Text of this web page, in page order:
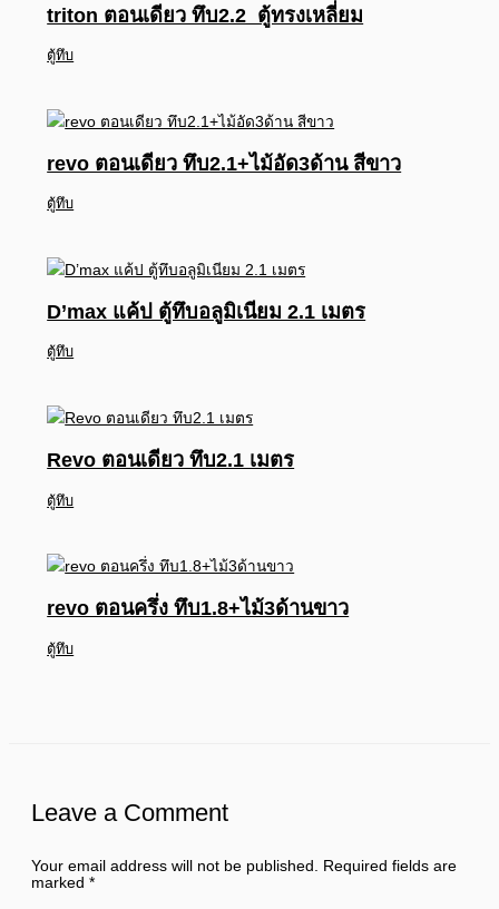
triton ตอนเดียว ทึบ2.2 ตู้ทรงเหลี่ยม
ตู้ทึบ
revo ตอนเดียว ทึบ2.1+ไม้อัด3ด้าน สีขาว
ตู้ทึบ
D’max แค้ป ตู้ทึบอลูมิเนียม 2.1 เมตร
ตู้ทึบ
Revo ตอนเดียว ทึบ2.1 เมตร
ตู้ทึบ
revo ตอนครึ่ง ทึบ1.8+ไม้3ด้านขาว
ตู้ทึบ
Leave a Comment
Your email address will not be published.
Required fields are
marked *